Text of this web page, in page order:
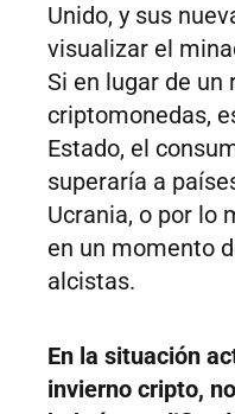
Unido, y sus
visualizar el
Si en lugar de un
criptomonedas,
Estado, el
superaría a
Ucrania, o por lo
en un momento
alcistas.
En la situación
invierno cripto,